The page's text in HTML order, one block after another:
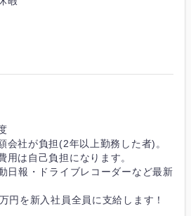
会社が負担(2年以上勤務した者)。
は自己負担になります。
日報・ドライブレコーダーなど最新
を新入社員全員に支給します！